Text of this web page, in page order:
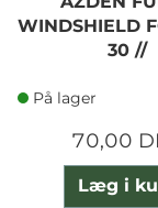
WINDSHIELD
30 //
På lager
70,00
Læg i